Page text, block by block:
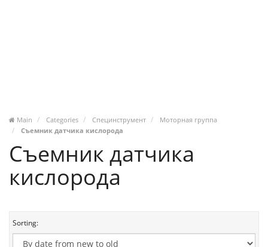
Main Categories Специнструмент
Моторная группа
Съемник датчика кислорода
Съемник датчика
кислорода
Sorting: